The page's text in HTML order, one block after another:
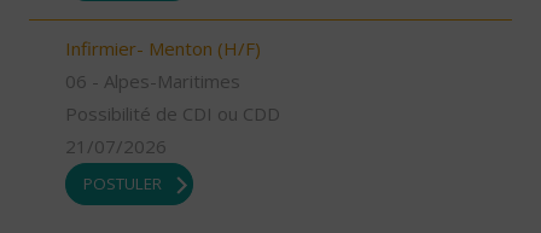
Infirmier- Menton (H/F)
06 - Alpes-Maritimes
Possibilité de CDI ou CDD
21/07/2026
POSTULER